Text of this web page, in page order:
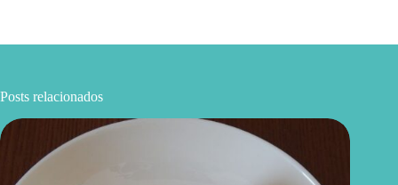
Posts relacionados